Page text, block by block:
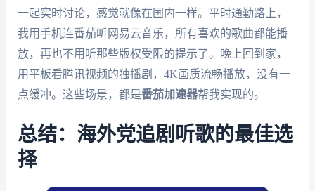
一起实时讨论，感觉就像在国内一样。平时通勤路上，
我用手机连番茄听网易云音乐，所有喜欢的歌曲都能播
放，再也不用听那些版权受限的提示了。晚上回到家，
用平板看腾讯视频的独播剧，4K画质流畅播放，没有一
点缓冲。这些场景，都是番茄加速器帮我实现的。
总结：海外党追剧听歌的最佳选
择